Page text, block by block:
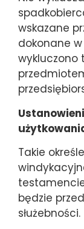
wskazane
dokonane
wykluczono
Takie
będzie
służebności.